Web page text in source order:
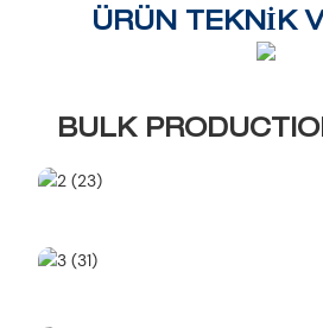
ÜRÜN TEKNİK
BULK